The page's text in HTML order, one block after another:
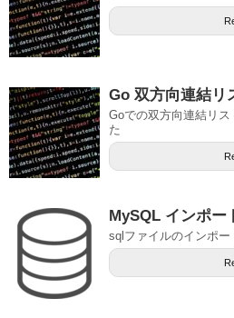
Go 双方向連結リ
Goでの双方向連結リ
た
MySQL インポー
sqlファイルのインポ